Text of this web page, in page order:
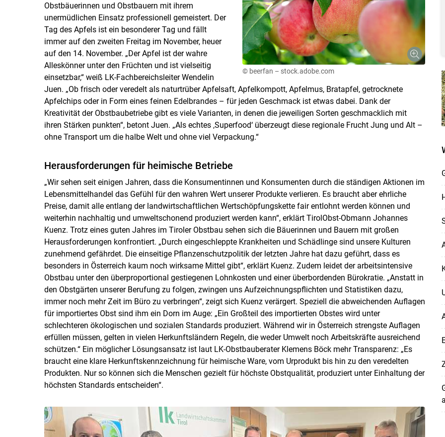
Skip to main content
© beerfan – stock.adobe.com
Obstbäuerinnen und Obstbauern mit ihrem
unermüdlichen Einsatz professionell gemeistert. Der
Tag des Apfels ist ein besonderer Tag und fällt
immer auf den zweiten Freitag im November, heuer
auf den 14. November. „Der Apfel ist der wahre
Alleskönner unter den Früchten und ist vielseitig
einsetzbar,“ weiß LK-Fachbereichsleiter Wendelin
Juen. „Ob frisch oder veredelt als naturtrüber Apfelsaft, Apfelkompott, Apfelmus, Bratapfel, getrocknete
Apfelchips oder in Form eines feinen Edelbrandes – für jeden Geschmack ist etwas dabei. Dank der
Kreativität der Obstbaubetriebe gibt es viele Varianten, in denen die jeweiligen Sorten geschmacklich mit
ihren Stärken punkten“, betont Juen. „Als echtes ‚Superfood‘ überzeugt diese regionale Frucht Jung und Alt –
ohne Transport um die halbe Welt und ohne viel Verpackung.“
Herausforderungen für heimische Betriebe
„Wir sehen seit einigen Jahren, dass die Konsumentinnen und Konsumenten durch die ständigen Aktionen im
Lebensmittelhandel das Gefühl für den wahren Wert unserer Produkte verlieren. Es braucht aber ehrliche
Preise, damit alle entlang der landwirtschaftlichen Wertschöpfungskette fair entlohnt werden können und
weiterhin nachhaltig und umweltschonend produziert werden kann“, erklärt TirolObst-Obmann Johannes
Kuenz. Trotz eines guten Jahres im Tiroler Obstbau sehen sich die Bäuerinnen und Bauern mit großen
Herausforderungen konfrontiert. „Durch eingeschleppte Krankheiten und Schädlinge sind unsere Kulturen
zunehmend gefährdet. Die einseitige Pflanzenschutzpolitik der letzten Jahre hat dazu geführt, dass es
besonders in Österreich kaum noch wirksame Mittel gibt“, erklärt Kuenz. Zudem leidet der arbeitsintensive
Obstbau unter den überproportional gestiegenen Lohnkosten und einer überbordenden Bürokratie. „Anstatt in
den Obstgärten unserer Berufung zu folgen, zwingen uns Aufzeichnungspflichten und Statistiken dazu,
immer noch mehr Zeit im Büro zu verbringen“, zeigt sich Kuenz verärgert. Speziell die abweichenden Auflagen
für importiertes Obst sind ihm ein Dorn im Auge: „Ein Großteil des importierten Obstes wird unter
schlechteren ökologischen und sozialen Standards produziert. Während wir in Österreich strengste Auflagen
erfüllen müssen, gelten in vielen Herkunftsländern Regeln, die weder Umwelt noch Arbeitskräfte ausreichend
schützen.“ Ein möglicher Lösungsansatz ist laut LK-Obstbauberater Klemens Böck mehr Transparenz: „Es
braucht eine klare Herkunftskennzeichnung für heimische Ware, vom Urprodukt bis hin zu den veredelten
Produkten. Nur so können sich die Menschen gezielt für höchste Obstqualität, produziert unter Einhaltung der
höchsten Standards entscheiden“.